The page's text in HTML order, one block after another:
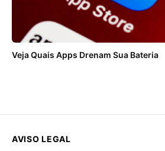
Veja Quais Apps Drenam Sua Bateria
AVISO LEGAL